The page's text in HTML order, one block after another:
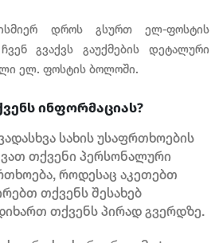
დროს გსურთ ელ-ფოსტის
გვაქვს გაუქმების დეტალური
ელ. ფოსტის ბოლოში.
ინფორმაციას?
სახის უსაფრთხოების
თქვენი პერსონალური
როდესაც აკეთებთ
თქვენს შესახებ
თქვენს პირად გვერდზე.